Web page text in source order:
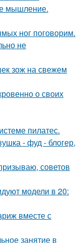
мышление.
ног поговорим.
не
зож на свежем
о своих
пилатес.
- фуд - блогер,
советов
модели в 20:
вместе с
занятие в